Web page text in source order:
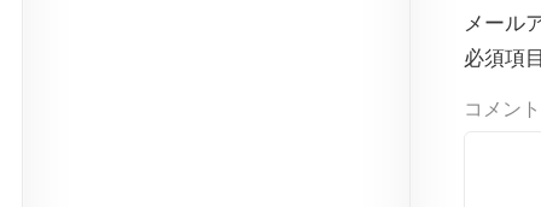
メール
必須項
コメント